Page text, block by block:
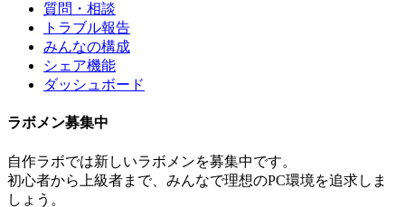
質問・相談
トラブル報告
みんなの構成
シェア機能
ダッシュボード
ラボメン募集中
自作ラボでは新しいラボメンを募集中です。
初心者から上級者まで、みんなで理想のPC環境を追求しま
しょう。